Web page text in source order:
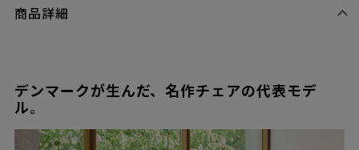
商品詳細
デンマークが生んだ、名作チェアの代表モデ
ル。